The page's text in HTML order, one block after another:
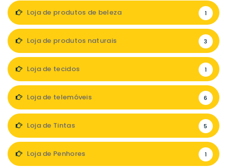
Loja de produtos de beleza 1
Loja de produtos naturais 3
Loja de tecidos 1
Loja de telemóveis 6
Loja de Tintas 5
Loja de Penhores 1